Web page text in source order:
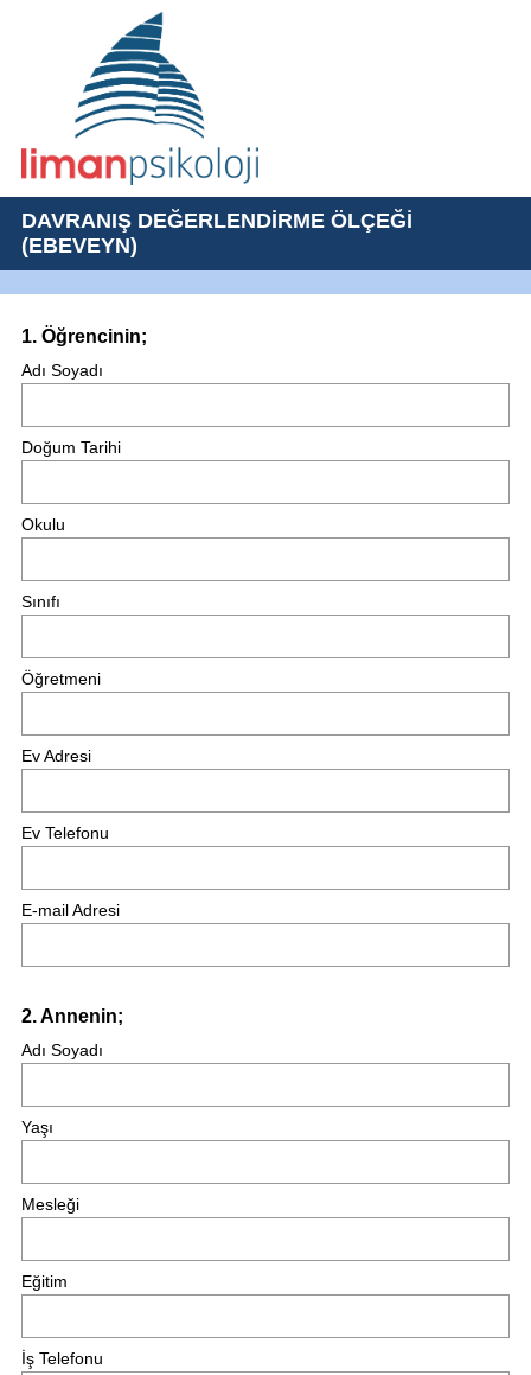
DAVRANIŞ DEĞERLENDİRME ÖLÇEĞİ
(EBEVEYN)
Question
Title
1. Öğrencinin;
Adı Soyadı
Doğum Tarihi
Okulu
Sınıfı
Öğretmeni
Ev Adresi
Ev Telefonu
E-mail Adresi
Question
Title
2.Annenin;
Adı Soyadı
Yaşı
Mesleği
Eğitim
İş Telefonu